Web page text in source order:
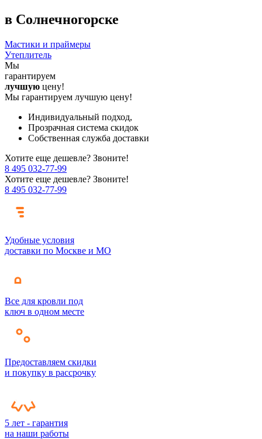
в Солнечногорске
Мастики и праймеры
Утеплитель
Мы
гарантируем
лучшую цену!
Мы гарантируем лучшую цену!
Индивидуальный подход,
Прозрачная система скидок
Собственная служба доставки
Хотите еще дешевле? Звоните!
8 495 032-77-99
Хотите еще дешевле? Звоните!
8 495 032-77-99
Удобные условия
доставки по Москве и МО
Все для кровли под
ключ в одном месте
Предоставляем скидки
и покупку в рассрочку
5 лет - гарантия
на наши работы